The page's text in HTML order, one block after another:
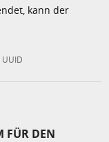
kann der
UUID
FÜR DEN